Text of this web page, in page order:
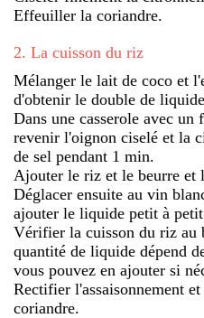
Effeuiller la coriandre.
2. La cuisson du riz
Mélanger le lait de coco et
d'obtenir le double de
Dans une casserole avec
revenir l'oignon ciselé et la
de sel pendant 1 min.
Ajouter le riz et le beurre et
Déglacer ensuite au vin
ajouter le liquide petit à petit
Vérifier la cuisson du riz au
quantité de liquide dépend
vous pouvez en ajouter si
Rectifier l'assaisonnement
coriandre.